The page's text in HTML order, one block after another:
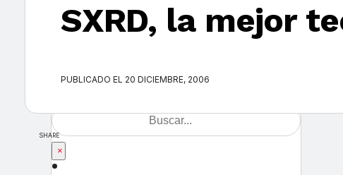
Encuentra tu noticia
×
SXRD, la mejor
PUBLICADO EL 20 DICIEMBRE, 2006
SHARE